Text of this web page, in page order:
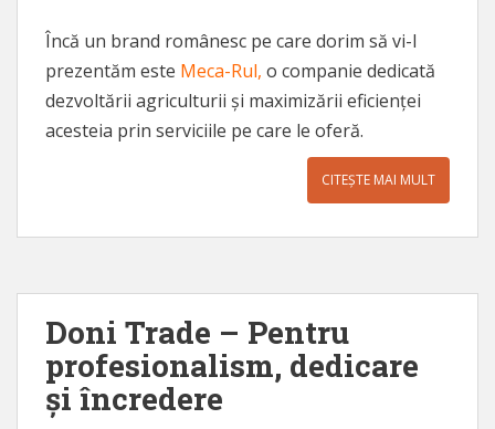
Încă un brand românesc pe care dorim să vi-l
prezentăm este Meca-Rul, o companie dedicată
dezvoltării agriculturii și maximizării eficienței
acesteia prin serviciile pe care le oferă.
CITEȘTE MAI MULT
Doni Trade – Pentru
profesionalism, dedicare
și încredere